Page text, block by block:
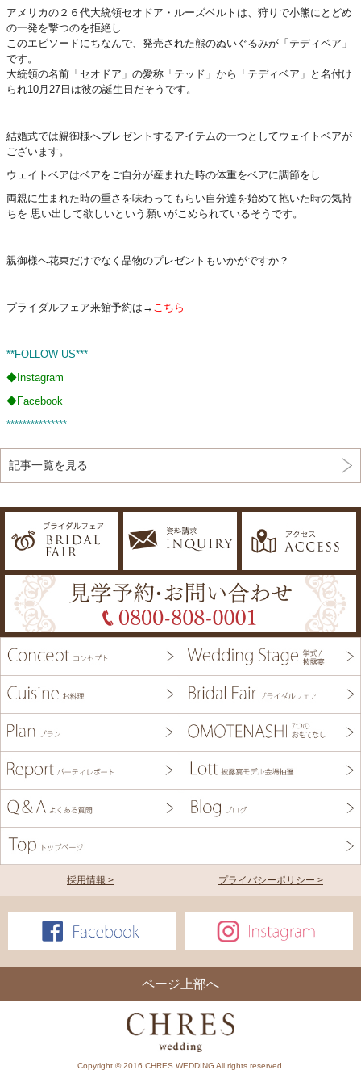
アメリカの２６代大統領セオドア・ルーズベルトは、狩りで小熊にとどめ
の一発を撃つのを拒絶し
このエピソードにちなんで、発売された熊のぬいぐるみが「テディベア」
です。
大統領の名前「セオドア」の愛称「テッド」から「テディベア」と名付け
られ10月27日は彼の誕生日だそうです。
結婚式では親御様へプレゼントするアイテムの一つとしてウェイトベアが
ございます。
ウェイトベアはベアをご自分が産まれた時の体重をベアに調節をし
両親に生まれた時の重さを味わってもらい自分達を始めて抱いた時の気持
ちを 思い出して欲しいという願いがこめられているそうです。
親御様へ花束だけでなく品物のプレゼントもいかがですか？
ブライダルフェア来館予約は→ こちら
**FOLLOW US***
◆ Instagram
◆Facebook
***************
記事一覧を見る
採用情報 > プライバシーポリシー >
ページ上部へ
Copyright © 2016 CHRES WEDDING All rights reserved.